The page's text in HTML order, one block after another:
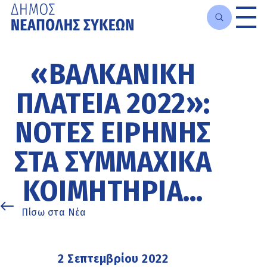
κυρίως
περιεχόμενο
«ΒΑΛΚΑΝΙΚΗ
ΠΛΑΤΕΙΑ 2022»:
ΝΌΤΕΣ ΕΙΡΉΝΗΣ
ΣΤΑ ΣΥΜΜΑΧΙΚΆ
ΚΟΙΜΗΤΉΡΙΑ…
Πίσω στα Νέα
2 Σεπτεμβρίου 2022